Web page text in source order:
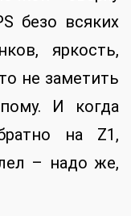
безо всяких
яркость,
не заметить
И когда
на Z1,
– надо же,